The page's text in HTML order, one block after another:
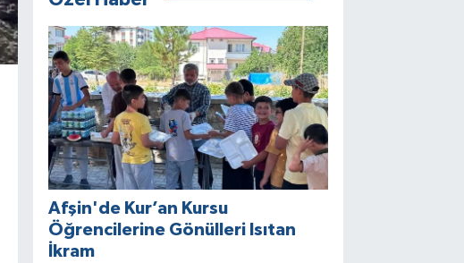
Afşin'de Kur’an Kursu
Öğrencilerine Gönülleri Isıtan
İkram